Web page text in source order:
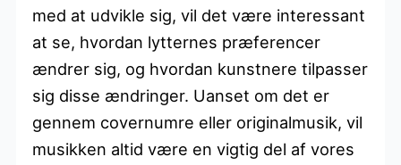
med at udvikle sig, vil det være interessant
at se, hvordan lytternes præferencer
ændrer sig, og hvordan kunstnere tilpasser
sig disse ændringer. Uanset om det er
gennem covernumre eller originalmusik, vil
musikken altid være en vigtig del af vores